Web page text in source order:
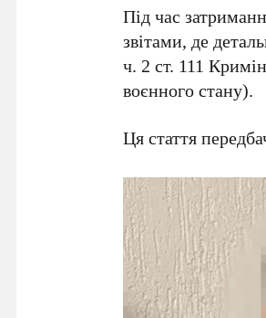
Під час
звітами, де
ч. 2 ст. 111
воєнного стану).
Ця стаття